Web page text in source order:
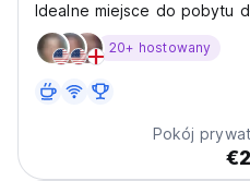
Idealne miejsce do pobytu
odkryć coś innego.
20+ hostowany
Pokój